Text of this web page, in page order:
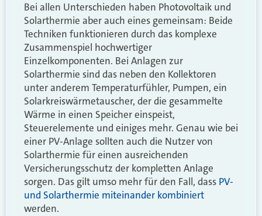
Bei allen Unterschieden haben Photovoltaik und
Solarthermie aber auch eines gemeinsam: Beide
Techniken funktionieren durch das komplexe
Zusammenspiel hochwertiger
Einzelkomponenten. Bei Anlagen zur
Solarthermie sind das neben den Kollektoren
unter anderem Temperaturfühler, Pumpen, ein
Solarkreiswärmetauscher, der die gesammelte
Wärme in einen Speicher einspeist,
Steuerelemente und einiges mehr. Genau wie bei
einer PV-Anlage sollten auch die Nutzer von
Solarthermie für einen ausreichenden
Versicherungsschutz der kompletten Anlage
sorgen. Das gilt umso mehr für den Fall, dass PV-
und Solarthermie miteinander kombiniert
werden.